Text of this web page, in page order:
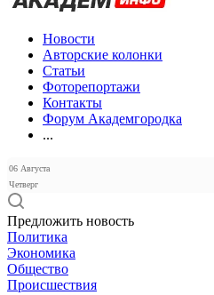
Новости
Авторские колонки
Статьи
Фоторепортажи
Контакты
Форум Академгородка
...
06 Августа
Четверг
Предложить новость
Политика
Экономика
Общество
Происшествия